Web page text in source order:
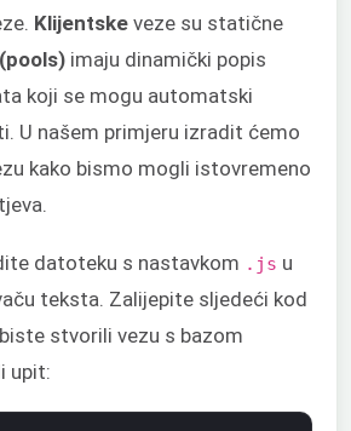
Klijentske veze su statične
imaju dinamički popis
koji se mogu automatski
U našem primjeru izradit ćemo
kako bismo mogli istovremeno
datoteku s nastavkom .js u
teksta. Zalijepite sljedeći kod
stvorili vezu s bazom
upit: